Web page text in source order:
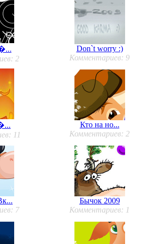
2
Don`t worry :)
Комментариев: 9
11
Кто на но...
Комментариев: 2
7
Бычок 2009
Комментариев: 1